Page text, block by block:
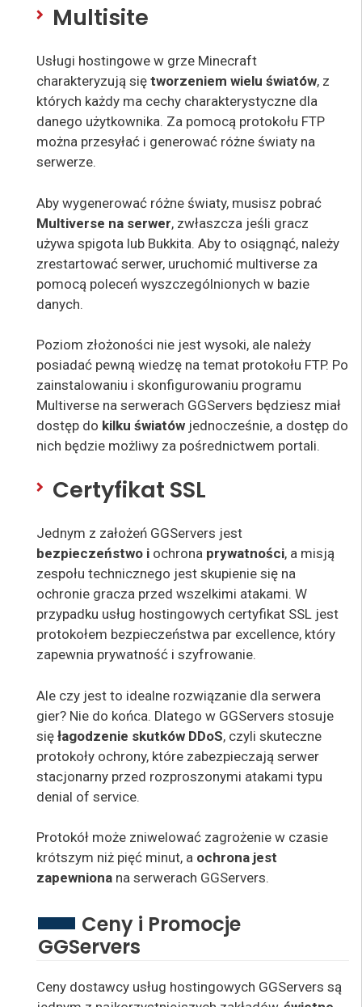
Multisite
Usługi hostingowe w grze Minecraft
charakteryzują się tworzeniem wielu światów, z
których każdy ma cechy charakterystyczne dla
danego użytkownika. Za pomocą protokołu FTP
można przesyłać i generować różne światy na
serwerze.
Aby wygenerować różne światy, musisz pobrać
Multiverse na serwer, zwłaszcza jeśli gracz
używa spigota lub Bukkita. Aby to osiągnąć, należy
zrestartować serwer, uruchomić multiverse za
pomocą poleceń wyszczególnionych w bazie
danych.
Poziom złożoności nie jest wysoki, ale należy
posiadać pewną wiedzę na temat protokołu FTP. Po
zainstalowaniu i skonfigurowaniu programu
Multiverse na serwerach GGServers będziesz miał
dostęp do kilku światów jednocześnie, a dostęp do
nich będzie możliwy za pośrednictwem portali.
Certyfikat SSL
Jednym z założeń GGServers jest
bezpieczeństwo i ochrona prywatności, a misją
zespołu technicznego jest skupienie się na
ochronie gracza przed wszelkimi atakami. W
przypadku usług hostingowych certyfikat SSL jest
protokołem bezpieczeństwa par excellence, który
zapewnia prywatność i szyfrowanie.
Ale czy jest to idealne rozwiązanie dla serwera
gier? Nie do końca. Dlatego w GGServers stosuje
się łagodzenie skutków DDoS, czyli skuteczne
protokoły ochrony, które zabezpieczają serwer
stacjonarny przed rozproszonymi atakami typu
denial of service.
Protokół może zniwelować zagrożenie w czasie
krótszym niż pięć minut, a ochrona jest
zapewniona na serwerach GGServers.
Ceny i Promocje
GGServers
Ceny dostawcy usług hostingowych GGServers są